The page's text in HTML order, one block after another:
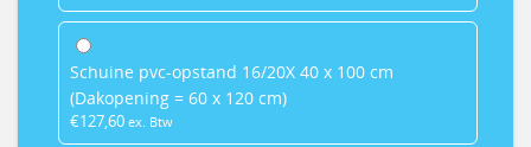
Schuine pvc-opstand 16/20X 40 x 100 cm
(Dakopening = 60 x 120 cm)
€127,60 ex. Btw